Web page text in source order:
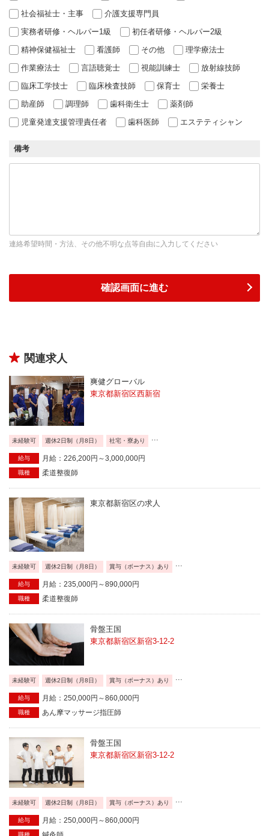
社会福祉士・主事
介護支援専門員
実務者研修・ヘルパー1級
初任者研修・ヘルパー2級
精神保健福祉士
看護師 その他
理学療法士
作業療法士
言語聴覚士 視能訓練士
放射線技師
臨床工学技士
臨床検査技師 保育士
栄養士
助産師
調理師 歯科衛生士
薬剤師
児童発達支援管理責任者
歯科医師 エステティシャン
備考
連絡希望時間・方法、その他不明な点等自由に入力してください
関連求人
爽健グローバル
東京都新宿区西新宿
未経験可 週休2日制（月8日） 社宅・寮あり ...
給与 月給：226,200円～3,000,000円
職種 柔道整復師
東京都新宿区の求人
未経験可 週休2日制（月8日） 賞与（ボーナス）あり
給与 月給：235,000円～890,000円
職種 柔道整復師
骨盤王国
東京都新宿区新宿3-12-2
未経験可 週休2日制（月8日） 賞与（ボーナス）あり ...
給与 月給：250,000円～860,000円
職種 あん摩マッサージ指圧師
骨盤王国
東京都新宿区新宿3-12-2
未経験可 週休2日制（月8日） 賞与（ボーナス）あり ...
給与 月給：250,000円～860,000円
職種